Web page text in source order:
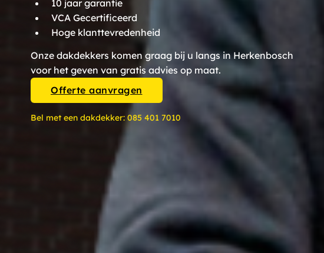
10 jaar garantie
VCA Gecertificeerd
Hoge klanttevredenheid
Onze dakdekkers komen graag bij u langs in Herkenbosch
voor het geven van gratis advies op maat.
Offerte aanvragen
Bel met een dakdekker: 085 401 7010